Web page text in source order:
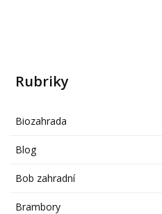
Rubriky
Biozahrada
Blog
Bob zahradní
Brambory